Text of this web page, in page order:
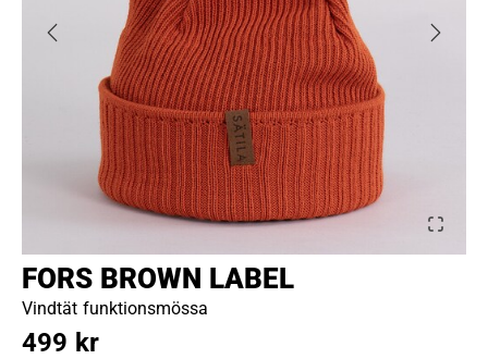
FORS BROWN LABEL
Vindtät funktionsmössa
499 kr